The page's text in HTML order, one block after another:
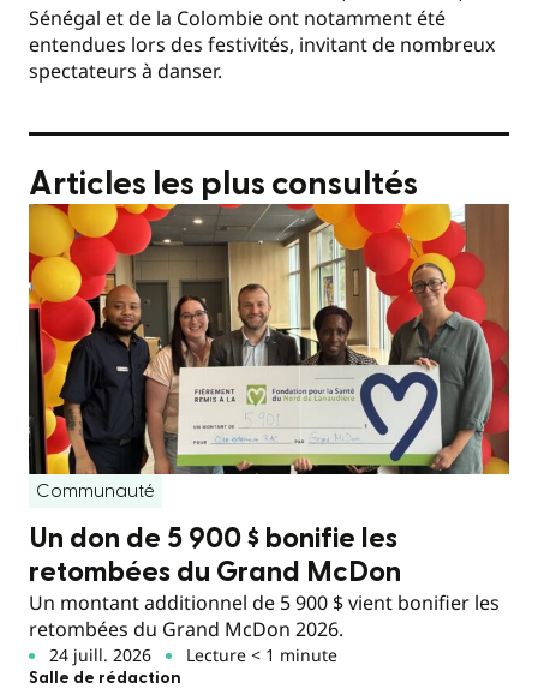
Sénégal et de la Colombie ont notamment été
entendues lors des festivités, invitant de nombreux
spectateurs à danser.
Articles les plus consultés
Communauté
Un don de 5 900 $ bonifie les
retombées du Grand McDon
Un montant additionnel de 5 900 $ vient bonifier les
retombées du Grand McDon 2026.
24 juill. 2026 Lecture < 1 minute
Salle de rédaction